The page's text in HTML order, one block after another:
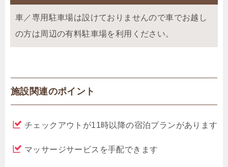
車／専用駐車場は設けておりませんので車でお越し
の方は周辺の有料駐車場を利用ください。
施設関連のポイント
チェックアウトが11時以降の宿泊プランがあります
マッサージサービスを手配できます